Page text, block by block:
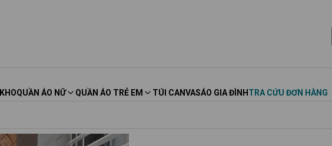
QUẦN ÁO NỮ QUẦN ÁO TRẺ EM TÚI CANVASÁO GIA ĐÌNH TRA CỨU ĐƠN HÀNG